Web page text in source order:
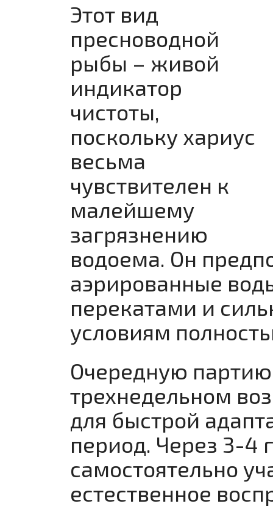
Этот вид
пресноводной
рыбы – живой
индикатор
чистоты,
поскольку хариус
весьма
чувствителен к
малейшему
загрязнению
водоема. Он
аэрированные
перекатами и
условиям
Очередную
трехнедельном
для быстрой
период. Через 3-4
самостоятельно
естественное